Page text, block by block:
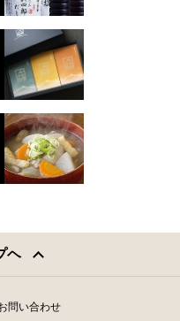
ヘ
問い合わせ